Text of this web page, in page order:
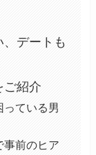
デートも
ご紹介
ている男
前のヒア